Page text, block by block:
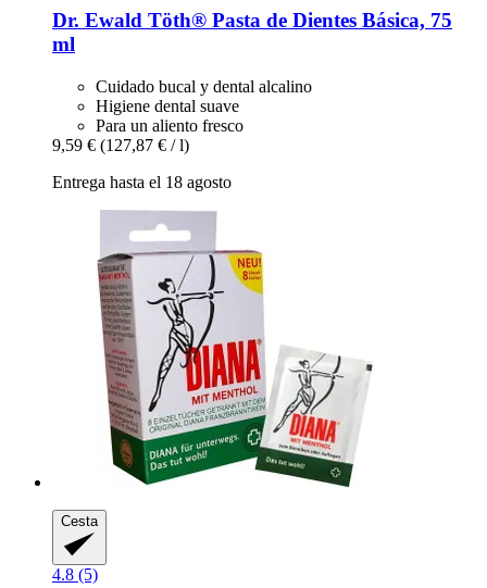
Dr. Ewald Töth® Pasta de Dientes Básica, 75
ml
Cuidado bucal y dental alcalino
Higiene dental suave
Para un aliento fresco
9,59 € (127,87 € / l)
Entrega hasta el 18 agosto
Cesta
4.8 (5)